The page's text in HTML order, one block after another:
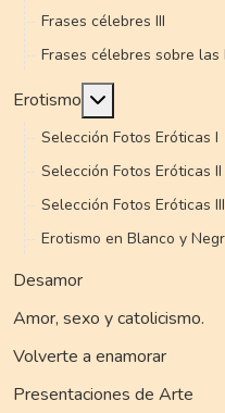
Frases célebres III
Frases célebres sobre las
Erotismo Más acerca de:
Selección Fotos Eróticas I
Selección Fotos Eróticas II
Selección Fotos Eróticas III
Erotismo en Blanco y
Desamor
Amor, sexo y catolicismo.
Volverte a enamorar
Presentaciones de Arte